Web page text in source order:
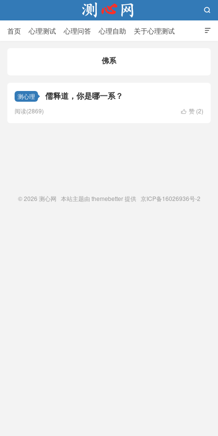

首页 心理测试 心理问答 心理自助 关于心理测试

佛系
测心理 儒释道，你是哪一系？
 赞 (2)
阅读(2869)
© 2026 测心网 本站主题由 themebetter提供 京ICP备16026936号-2